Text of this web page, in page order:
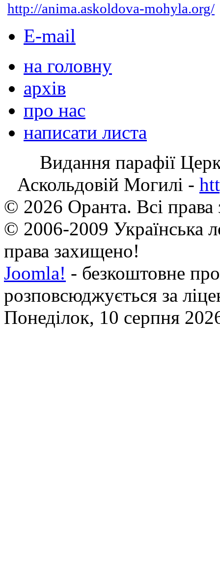
http://anima.askoldova-mohyla.org/
E-mail
на головну
архів
про нас
написати листа
Видання парафії
Аскольдовій Могилі -
© 2026 Оранта. Всі
© 2006-2009 Українська
права захищено!
Joomla! - безкоштовне
розповсюджується за
Понеділок, 10 серпня